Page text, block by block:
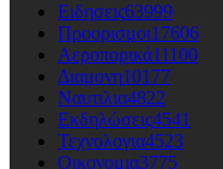
Ειδησεις63999
Προορισμοι17606
Αεροπορικά11100
Διαμονη10177
Ναυτιλια4822
Εκδηλώσεις4541
Τεχνολογια4523
Οικονομια3775